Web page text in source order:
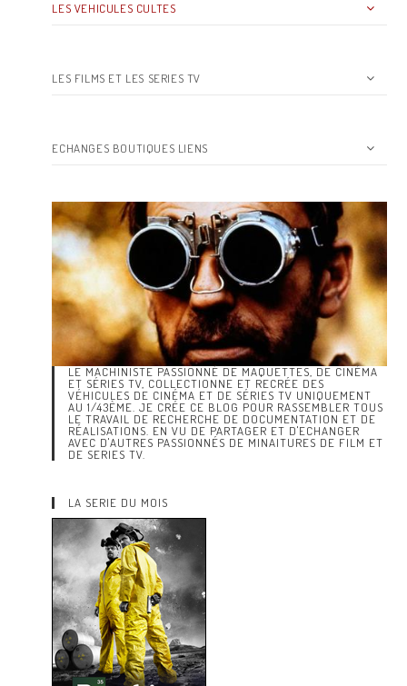
LES VEHICULES CULTES
LES FILMS ET LES SERIES TV
ECHANGES BOUTIQUES LIENS
LE MACHINISTE PASSIONNÉ DE MAQUETTES, DE CINÉMA
ET SÉRIES TV, COLLECTIONNE ET RECRÉE DES
VÉHICULES DE CINÉMA ET DE SÉRIES TV UNIQUEMENT
AU 1/43ÈME. JE CRÉE CE BLOG POUR RASSEMBLER TOUS
LE TRAVAIL DE RECHERCHE DE DOCUMENTATION ET DE
RÉALISATIONS. EN VU DE PARTAGER ET D'ECHANGER
AVEC D'AUTRES PASSIONNÉS DE MINAITURES DE FILM ET
DE SERIES TV.
LA SERIE DU MOIS